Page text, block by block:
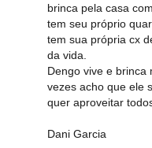
brinca pela casa
tem seu próprio
tem sua própria cx
da vida.
Dengo vive e brinca
vezes acho que ele
quer aproveitar
Dani Garcia